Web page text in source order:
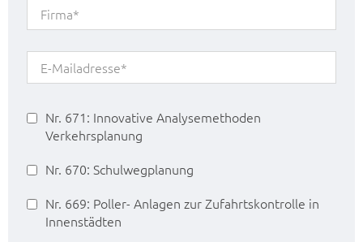
Nr. 671: Innovative Analysemethoden
Verkehrsplanung
Nr. 670: Schulwegplanung
Nr. 669: Poller- Anlagen zur Zufahrtskontrolle in
Innenstädten